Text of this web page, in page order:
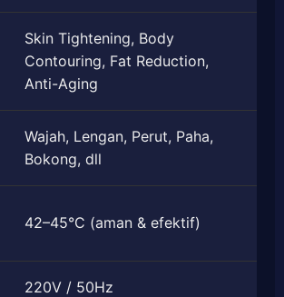
Skin Tightening, Body
Contouring, Fat Reduction,
Anti-Aging
Wajah, Lengan, Perut, Paha,
Bokong, dll
42–45°C (aman & efektif)
220V / 50Hz